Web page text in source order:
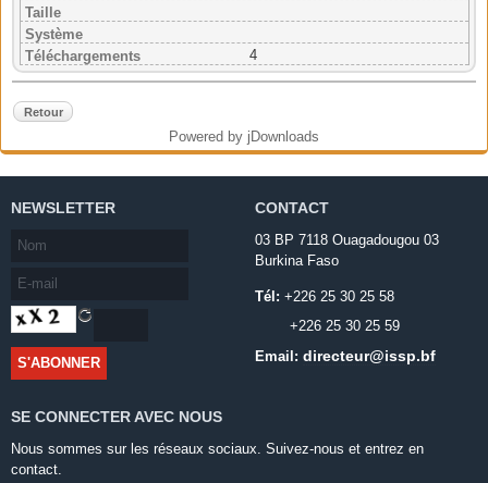
Taille
Système
Téléchargements
4
Retour
Powered by jDownloads
NEWSLETTER CONTACT
03 BP 7118 Ouagadougou 03
Burkina Faso
Tél: +226 25 30 25 58
+226 25 30 25 59
Email: directeur@issp.bf
SE CONNECTER AVEC NOUS
Nous sommes sur les réseaux sociaux. Suivez-nous et entrez en
contact.